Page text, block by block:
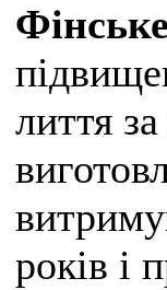
лиття
років і